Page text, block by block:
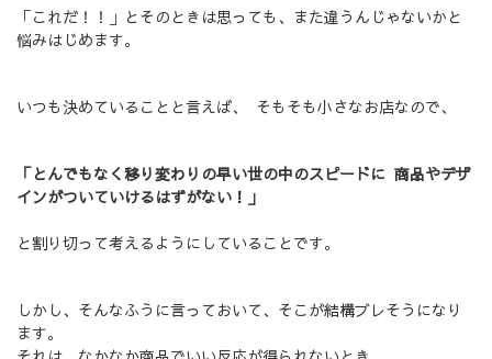
「これだ！！」とそのときは思っても、また違うんじゃないかと
悩みはじめます。
いつも決めていることと言えば、 そもそも小さなお店なので、
「とんでもなく移り変わりの早い世の中のスピードに 商品やデザ
インがついていけるはずがない！」
と割り切って考えるようにしていることです。
しかし、そんなふうに言っておいて、そこが結構ブレそうになり
ます。